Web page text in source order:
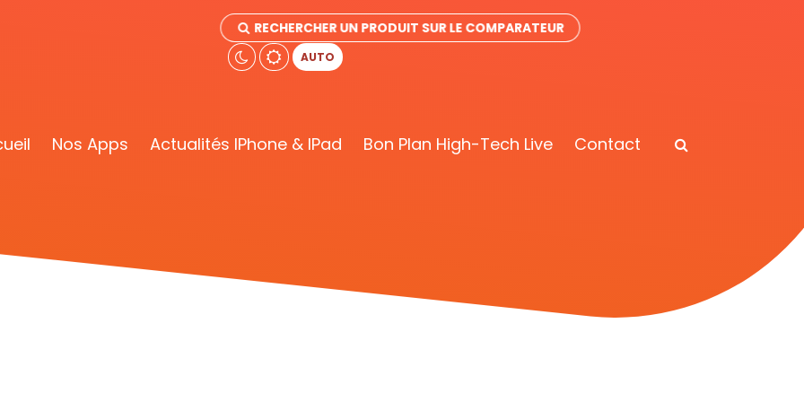
RECHERCHER UN PRODUIT SUR LE COMPARATEUR
AUTO
Nos Apps Actualités IPhone & IPad Bon Plan High-Tech Live Contact